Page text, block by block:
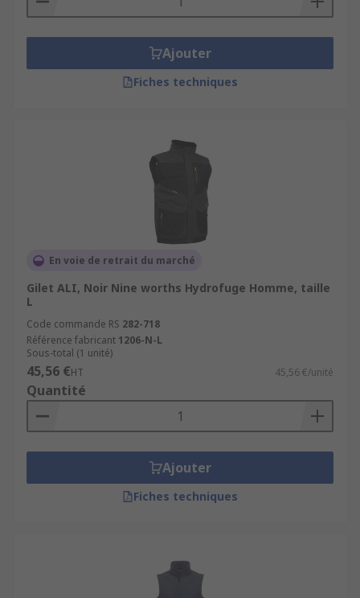
Ajouter
Fiches techniques
En voie de retrait du marché
Gilet ALI, Noir Nine worths Hydrofuge Homme, taille
L
Code commande RS 282-718
Référence fabricant 1206-N-L
Sous-total (1 unité)
45,56 €HT 45,56 €/unité
Quantité
Ajouter
Fiches techniques